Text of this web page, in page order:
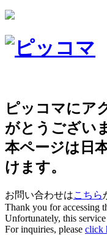
ピッコマにア
がとうござい
本ページは日
けます。
お問い合わせはこちら
Thank you for accessing
Unfortunately, this
For inquiries, please click